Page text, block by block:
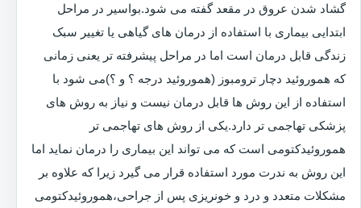
گشاد شدن عروق در مقعد گفته می شود.بواسیر در مراحل
ابتدایی بیماری با استفاده از درمان های گیاهی یا تغییر سبک
زندگی قابل درمان است اما در مراحل پیشرفته تر یعنی زمانی
که هموروئید دچار ترومبوز (هموروئید درجه ؟ و ؟)می شود با
استفاده از این روش ها قابل درمان نیست و نیاز به روش های
پزشکی تهاجمی تر دارد.یکی از روش های تهاجمی تر
هموروئیدکتومی است که می تواند این بیماری را درمان نماید اما
این روش به ندرت مورد استفاده قرار می گیرد زیرا که علاوه بر
مشکلات متعدد و درد و خونریزی پس از جراحی،هموروئیدکتومی